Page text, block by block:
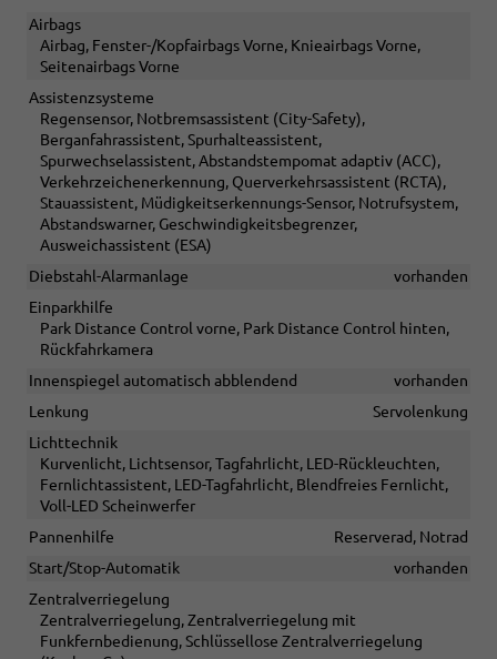
Airbags
Airbag, Fenster-/Kopfairbags Vorne, Knieairbags Vorne,
Seitenairbags Vorne
Assistenzsysteme
Regensensor, Notbremsassistent (City-Safety),
Berganfahrassistent, Spurhalteassistent,
Spurwechselassistent, Abstandstempomat adaptiv (ACC),
Verkehrzeichenerkennung, Querverkehrsassistent (RCTA),
Stauassistent, Müdigkeitserkennungs-Sensor, Notrufsystem,
Abstandswarner, Geschwindigkeitsbegrenzer,
Ausweichassistent (ESA)
Diebstahl-Alarmanlage
vorhanden
Einparkhilfe
Park Distance Control vorne, Park Distance Control hinten,
Rückfahrkamera
Innenspiegel automatisch abblendend
vorhanden
Lenkung
Servolenkung
Lichttechnik
Kurvenlicht, Lichtsensor, Tagfahrlicht, LED-Rückleuchten,
Fernlichtassistent, LED-Tagfahrlicht, Blendfreies Fernlicht,
Voll-LED Scheinwerfer
Pannenhilfe
Reserverad, Notrad
Start/Stop-Automatik
vorhanden
Zentralverriegelung
Zentralverriegelung, Zentralverriegelung mit
Funkfernbedienung, Schlüssellose Zentralverriegelung